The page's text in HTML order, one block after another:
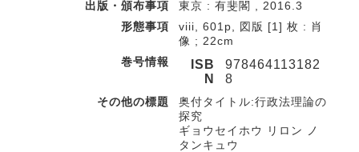
出版・頒布事項
東京 : 有斐閣 , 2016.3
形態事項
viii, 601p, 図版 [1] 枚 : 肖
像 ; 22cm
巻号情報
ISB
N
978464113182
8
その他の標題
奥付タイトル:行政法理論の
探究
ギョウセイホウ リロン ノ
タンキュウ